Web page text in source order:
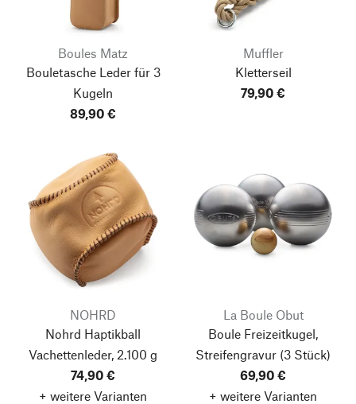
Boules Matz
Bouletasche Leder für 3
Kugeln
89,90 €
Muffler
Kletterseil
79,90 €
NOHRD
Nohrd Haptikball
Vachettenleder, 2.100 g
74,90 €
+ weitere Varianten
La Boule Obut
Boule Freizeitkugel,
Streifengravur (3 Stück)
69,90 €
+ weitere Varianten